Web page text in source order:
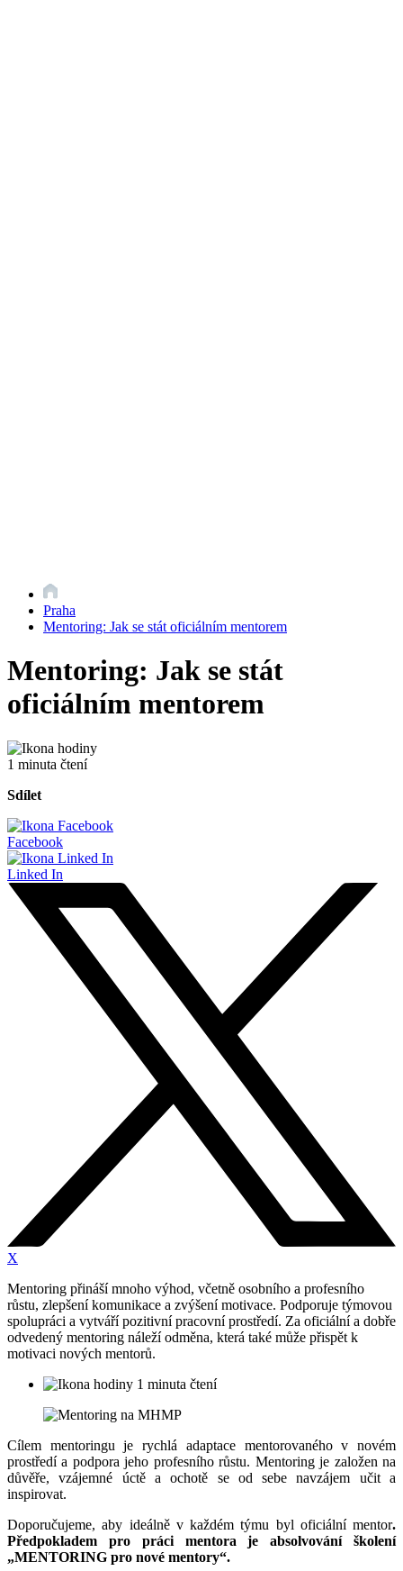
Praha
Mentoring: Jak se stát oficiálním mentorem
Mentoring: Jak se stát
oficiálním mentorem
1 minuta čtení
Sdílet
Facebook
Linked In
X
Mentoring přináší mnoho výhod, včetně osobního a profesního
růstu, zlepšení komunikace a zvýšení motivace. Podporuje týmovou
spolupráci a vytváří pozitivní pracovní prostředí. Za oficiální a dobře
odvedený mentoring náleží odměna, která také může přispět k
motivaci nových mentorů.
1 minuta čtení
Cílem mentoringu je rychlá adaptace mentorovaného v novém
prostředí a podpora jeho profesního růstu. Mentoring je založen na
důvěře, vzájemné úctě a ochotě se od sebe navzájem učit a
inspirovat.
Doporučujeme, aby ideálně v každém týmu byl oficiální mentor.
Předpokladem pro práci mentora je absolvování školení
„MENTORING pro nové mentory“.